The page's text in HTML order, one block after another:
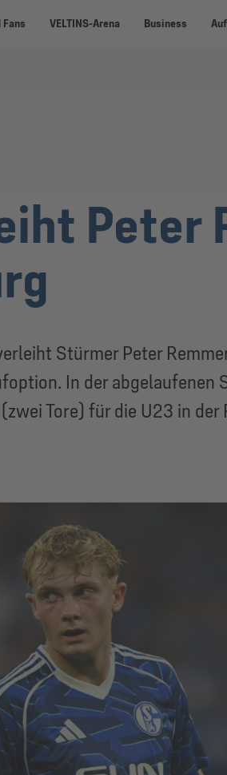
VELTINS-Arena Business
Peter
Stürmer Peter
In der abgelaufenen
Tore) für die U23 in